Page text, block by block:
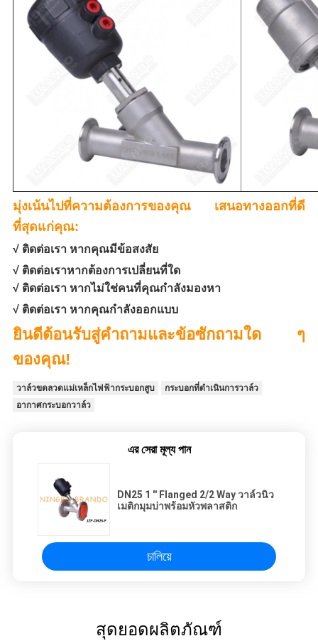
มุ่งเน้นไปที่ความต้องการของคุณ เสนอทางออกที่ดี
ที่สุดแก่คุณ:
√ ติดต่อเรา หากคุณมีข้อสงสัย
√ ติดต่อเราหากต้องการเปลี่ยนที่ใด
√ ติดต่อเรา หากไม่ใช่คนที่คุณกำลังมองหา
√ ติดต่อเรา หากคุณกำลังออกแบบ
ยินดีต้อนรับสู่คำถามและข้อซักถามใด ๆ
ของคุณ!
วาล์วขดลวดแม่เหล็กไฟฟ้ากระบอกสูบ
กระบอกที่ดำเนินการวาล์ว
อากาศกระบอกวาล์ว
এর সেরা মূল্য পান
DN25 1 '' Flanged 2/2 Way วาล์วนิว
เมติกมุมบ่าพร้อมหัวพลาสติก
চালিয়ে
สุดยอดผลิตภัณฑ์